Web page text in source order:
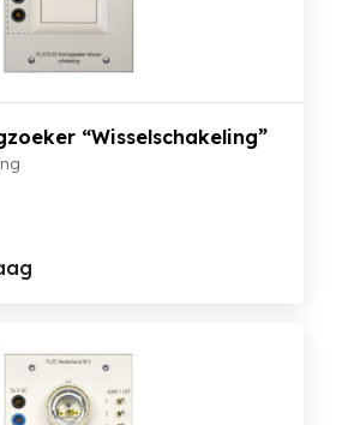
“Wisselschakeling”